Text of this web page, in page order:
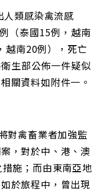
址
人類感染禽流感
（泰國15例，越南
越南20例），死亡
生部公佈一件疑似
關資料如附件一。
對禽畜業者加強監
，對於中、港、澳
施；而由東南亞地
於旅程中，曾出現